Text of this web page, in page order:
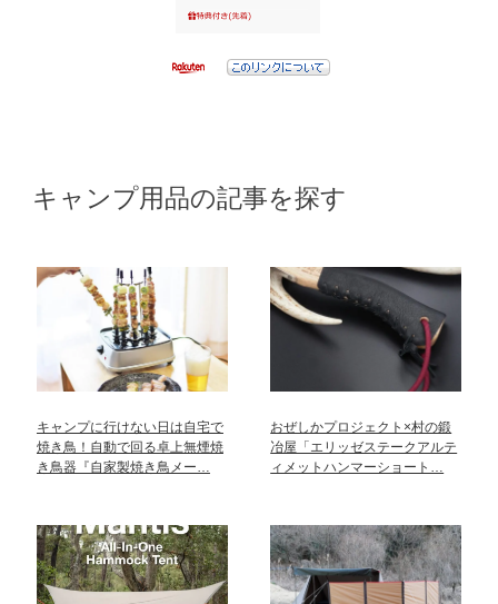
キャンプ用品の記事を探す
キャンプに行けない日は自宅で
焼き鳥！自動で回る卓上無煙焼
き鳥器『自家製焼き鳥メー…
おぜしかプロジェクト×村の鍛
冶屋「エリッゼステークアルテ
ィメットハンマーショート…